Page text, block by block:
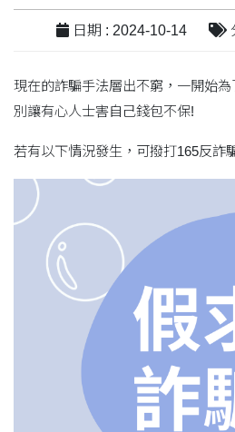
日期 : 2024-10-14
現在的詐騙手法層出不窮，一開始
別讓有心人士害自己錢包不保!
若有以下情況發生，可撥打165反詐